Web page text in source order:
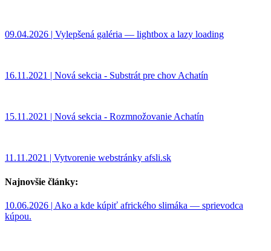
09.04.2026 | Vylepšená galéria — lightbox a lazy loading
16.11.2021 | Nová sekcia - Substrát pre chov Achatín
15.11.2021 | Nová sekcia - Rozmnožovanie Achatín
11.11.2021 | Vytvorenie webstránky afsli.sk
Najnovšie články:
10.06.2026 | Ako a kde kúpiť afrického slimáka — sprievodca
kúpou.